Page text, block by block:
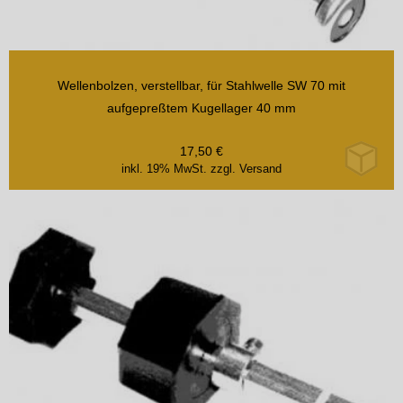
Wellenbolzen, verstellbar, für Stahlwelle SW 70 mit
aufgepreßtem Kugellager 40 mm
inkl. 19% MwSt. zzgl. Versand
17,50 €